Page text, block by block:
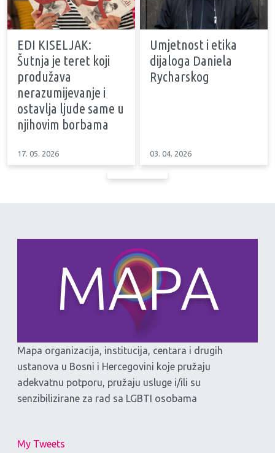
EDI KISELJAK:
Šutnja je teret koji
produžava
nerazumijevanje i
ostavlja ljude same u
njihovim borbama
17. 05. 2026
Umjetnost i etika
dijaloga Daniela
Rycharskog
03. 04. 2026
Mapa organizacija, institucija, centara i drugih
ustanova u Bosni i Hercegovini koje pružaju
adekvatnu potporu, pružaju usluge i/ili su
senzibilizirane za rad sa LGBTI osobama
My Tweets